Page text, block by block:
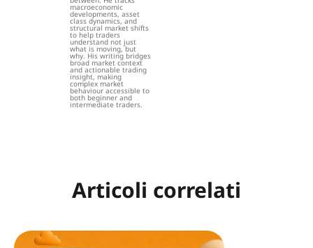
macroeconomic
developments, asset
class dynamics, and
structural market shifts
to help traders
understand not just
what is moving, but
why. His writing bridges
broad market context
and actionable trading
insight, making
complex market
behaviour accessible to
both beginner and
intermediate traders.
Articoli correlati